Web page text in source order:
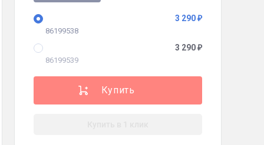
3 290 ₽
86199538
3 290 ₽
86199539
венчик, мерный стакан, чаша измельчителя с крышкой,